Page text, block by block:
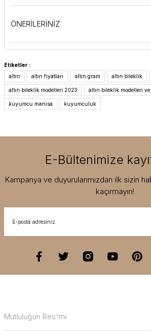
ÖNERİLERİNİZ
Etiketler :
altın
altın fiyatları altın gram altın bileklik
altın bileklik modelleri 2023 altın bileklik modelleri ve
kuyumcu manisa kuyumculuk
E-Bültenimize
Kampanya ve duyurularımızdan ilk sizin
kaçırmayın!
Mutluluğun Res'mi